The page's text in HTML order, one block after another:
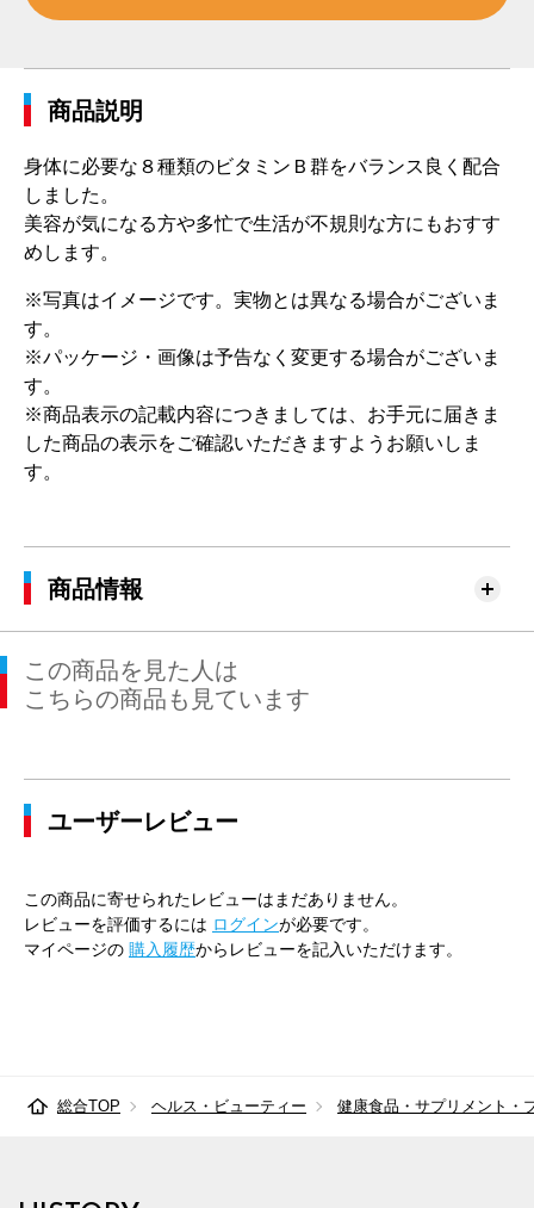
商品説明
身体に必要な８種類のビタミンＢ群をバランス良く配合
しました。
美容が気になる方や多忙で生活が不規則な方にもおすす
めします。
※写真はイメージです。実物とは異なる場合がございま
す。
※パッケージ・画像は予告なく変更する場合がございま
す。
※商品表示の記載内容につきましては、お手元に届きま
した商品の表示をご確認いただきますようお願いしま
す。
商品情報
この商品を見た人は
こちらの商品も見ています
ユーザーレビュー
この商品に寄せられたレビューはまだありません。
レビューを評価するには ログインが必要です。
マイページの 購入履歴からレビューを記入いただけます。
総合TOP ヘルス・ビューティー 健康食品・サプリメント・